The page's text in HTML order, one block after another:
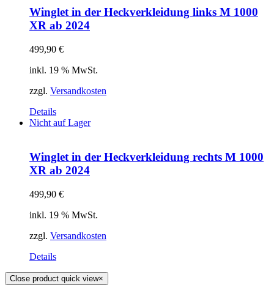
Winglet in der Heckverkleidung links M 1000
XR ab 2024
499,90 €
inkl. 19 % MwSt.
zzgl. Versandkosten
Details
Nicht auf Lager
Winglet in der Heckverkleidung rechts M 1000
XR ab 2024
499,90 €
inkl. 19 % MwSt.
zzgl. Versandkosten
Details
Close product quick view×